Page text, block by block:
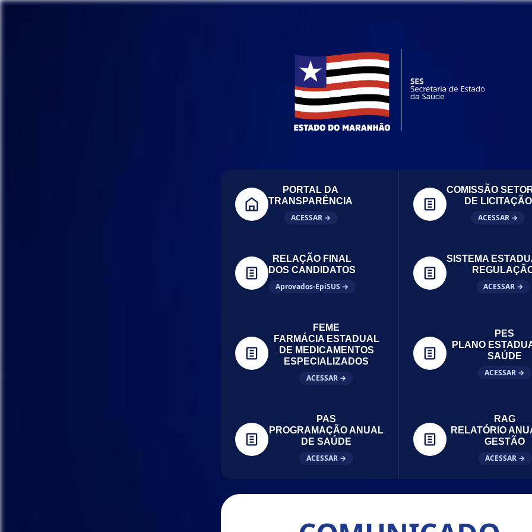
PORTAL DA
TRANSPARÊNCIA
ACESSAR →
COMISSÃO
DE LICITAÇÃO
ACESSAR →
RELAÇÃO FINAL
DOS CANDIDATOS
Aprovados-EpiSUS →
SISTEMA
ACESSAR →
FEME
FARMÁCIA ESTADUAL
DE MEDICAMENTOS
ESPECIALIZADOS
ACESSAR →
PES
PLANO
SAÚDE
ACESSAR →
PAS
PROGRAMAÇÃO ANUAL
DE SAÚDE
ACESSAR →
RAG
RELATÓRIO
GESTÃO
ACESSAR →